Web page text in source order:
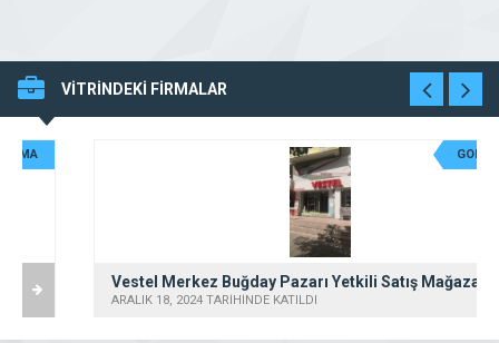
VİTRİNDEKİ FİRMALAR
GOLD FİRMA
Vestel Merkez Buğday Pazarı Yetkili Satış Mağazası – Selci DTM
ARALIK 18, 2024 TARİHİNDE KATILDI